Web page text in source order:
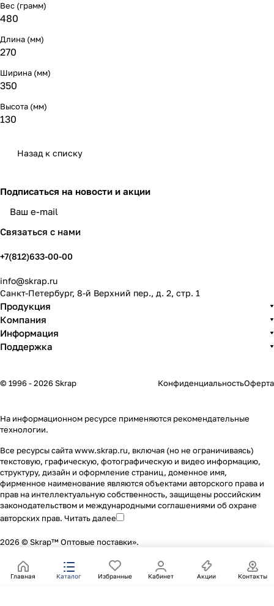
Вес (грамм)
480
Длина (мм)
270
Ширина (мм)
350
Высота (мм)
130
Назад к списку
Подписаться на новости и акции
Связаться с нами
+7(812)633-00-00
info@skrap.ru
Санкт-Петербург, 8-й Верхний пер., д. 2, стр. 1
Продукция
Компания
Информация
Поддержка
© 1996 - 2026 Skrap КонфиденциальностьОферта
На информационном ресурсе применяются рекомендательные
технологии.
Все ресурсы сайта www.skrap.ru, включая (но не ограничиваясь)
текстовую, графическую, фотографическую и видео информацию,
структуру, дизайн и оформление страниц, доменное имя,
фирменное наименование являются объектами авторского права и
прав на интеллектуальную собственность, защищены российским
законодательством и международными соглашениями об охране
авторских прав. Читать далее
2026 © Skrap™ Оптовые поставки».
Главная Каталог Избранные Кабинет Акции Контакты